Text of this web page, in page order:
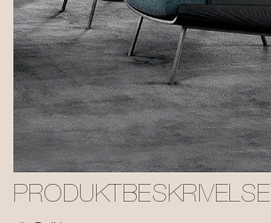
PRODUKTBESKRIVELSE